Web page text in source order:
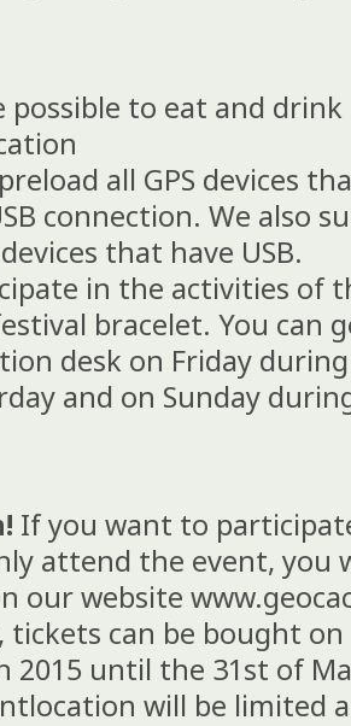
possible to eat and
all GPS devices
connection. We also
that have USB.
in the activities of
bracelet. You can
desk on Friday
and on Sunday
If you want to
attend the event, you
our website
tickets can be bought
2015 until the 31st of
will be limited